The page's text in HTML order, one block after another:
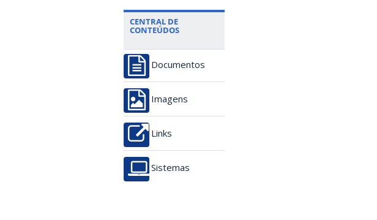
CENTRAL DE
CONTEÚDOS
Documentos
Imagens
Links
Sistemas